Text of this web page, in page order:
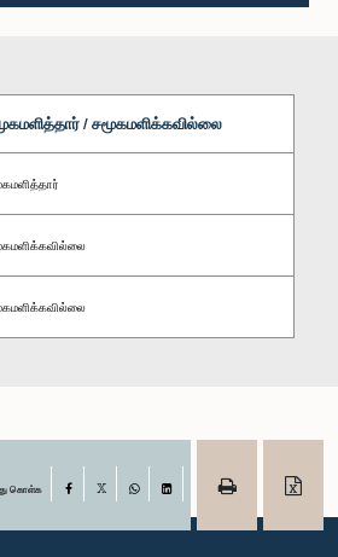
/ சமூகமளிக்கவில்லை
கொள்க Facebook